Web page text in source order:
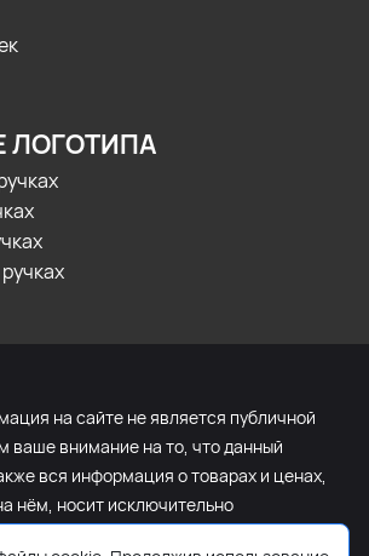
ЛОГОТИПА
на сайте не является публичной
ваше внимание на то, что данный
вся информация о товарах и ценах,
нём, носит исключительно
и ни при каких условиях не